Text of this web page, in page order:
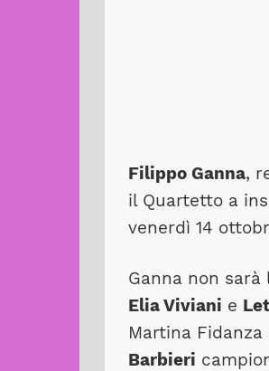
Filippo Ganna,
il Quartetto a
venerdì 14
Ganna non
Elia Viviani e
Martina
Barbieri